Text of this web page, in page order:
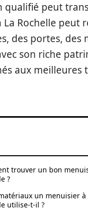
qualifié peut
Rochelle peut
des portes, des
son riche
aux meilleures
trouver un bon
?
un menuisier à
utilise-t-il ?